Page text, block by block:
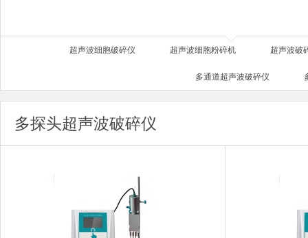
超声波细胞破碎仪 超声波细胞粉碎机 超声波破
多通道超声波破碎仪
多探头超声波破碎仪